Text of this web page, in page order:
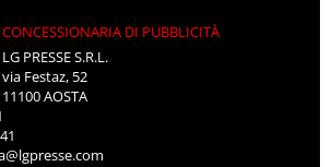
CONCESSIONARIA DI PUBBLICITÀ
LG PRESSE S.R.L.
via Festaz, 52
11100 AOSTA